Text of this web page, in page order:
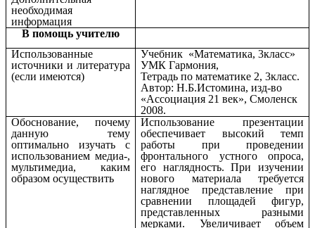
необходимая
информация
В помощь учителю
Использованные
источники и литература
(если имеются)
Учебник «Математика, 3класс»
УМК Гармония,
Тетрадь по математике 2, 3класс.
Автор: Н.Б.Истомина, изд-во
«Ассоциация 21 век», Смоленск
2008.
Обоснование, почему
данную тему
оптимально изучать с
использованием медиа-,
мультимедиа, каким
образом осуществить
Использование презентации
обеспечивает высокий темп
работы при проведении
фронтального устного опроса,
его наглядность. При изучении
нового материала требуется
наглядное представление при
сравнении площадей фигур,
представленных разными
мерками. Увеличивает объем